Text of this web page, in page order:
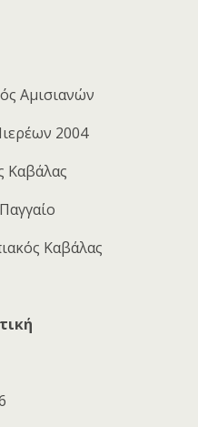
Αμισιανών
2004
Καβάλας
Καβάλας